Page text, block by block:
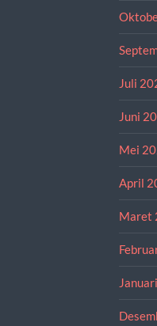
Juli
Juni
Mei
April
Maret